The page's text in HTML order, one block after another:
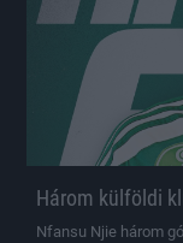
Három külföldi
Nfansu Njie három